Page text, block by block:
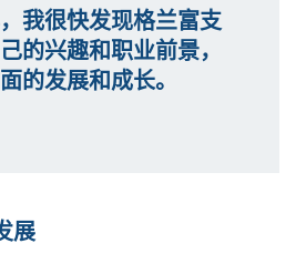
我很快发现格兰富支
的兴趣和职业前景，
的发展和成长。
展